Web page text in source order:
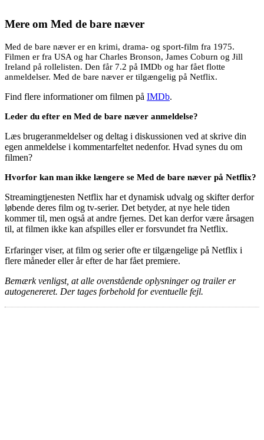
Mere om Med de bare næver
Med de bare næver er en krimi, drama- og sport-film fra 1975.
Filmen er fra USA og har Charles Bronson, James Coburn og Jill
Ireland på rollelisten. Den får 7.2 på IMDb og har fået flotte
anmeldelser. Med de bare næver er tilgængelig på Netflix.
Find flere informationer om filmen på IMDb.
Leder du efter en Med de bare næver anmeldelse?
Læs brugeranmeldelser og deltag i diskussionen ved at skrive din
egen anmeldelse i kommentarfeltet nedenfor. Hvad synes du om
filmen?
Hvorfor kan man ikke længere se Med de bare næver på Netflix?
Streamingtjenesten Netflix har et dynamisk udvalg og skifter derfor
løbende deres film og tv-serier. Det betyder, at nye hele tiden
kommer til, men også at andre fjernes. Det kan derfor være årsagen
til, at filmen ikke kan afspilles eller er forsvundet fra Netflix.
Erfaringer viser, at film og serier ofte er tilgængelige på Netflix i
flere måneder eller år efter de har fået premiere.
Bemærk venligst, at alle ovenstående oplysninger og trailer er
autogenereret. Der tages forbehold for eventuelle fejl.